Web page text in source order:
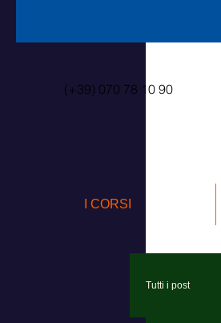
(+39) 070 78 10 90
I CORSI
Tutti i post